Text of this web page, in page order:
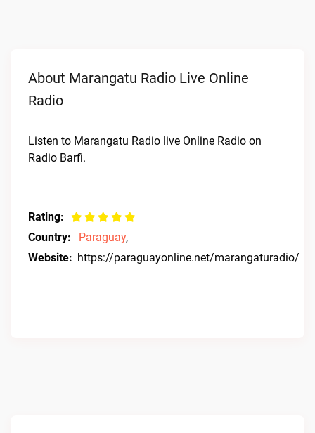
About Marangatu Radio Live Online
Radio
Listen to Marangatu Radio live Online Radio on
Radio Barfi.
Rating:
Country:
Paraguay,
Website: https://paraguayonline.net/marangaturadio/